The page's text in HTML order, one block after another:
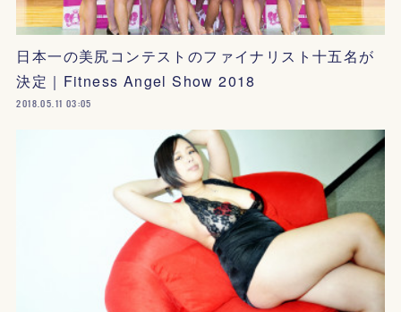
日本一の美尻コンテストのファイナリスト十五名が
決定｜Fitness Angel Show 2018
2018.05.11 03:05